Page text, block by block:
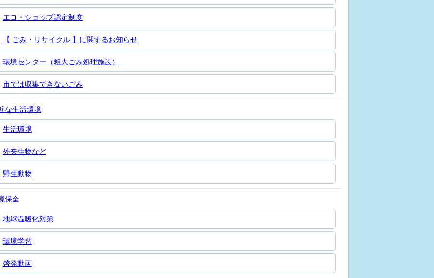
エコ・ショップ認定制度
【 ごみ・リサイクル 】に関するお知らせ
環境センター（粗大ごみ処理施設）
市では収集できないごみ
な生活環境
生活環境
外来生物など
野生動物
保全
地球温暖化対策
環境学習
啓発動画